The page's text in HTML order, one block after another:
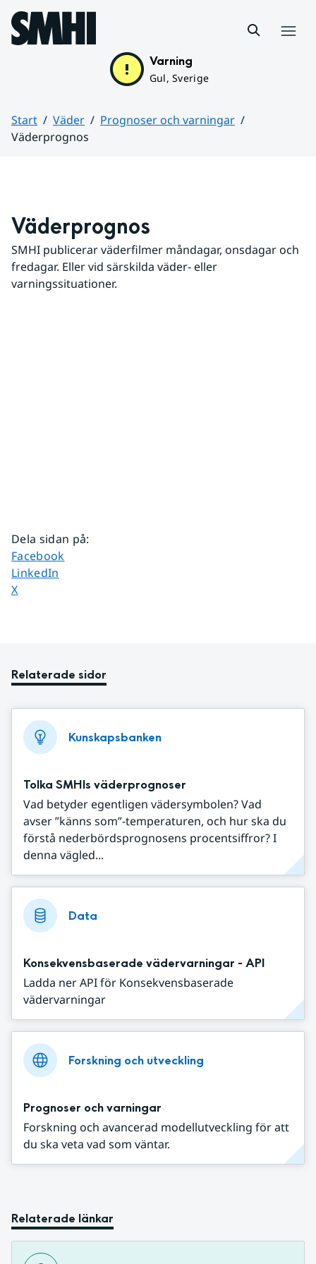
Hoppa till sidans innehåll
Varning
Gul, Sverige
Start Väder
Prognoser och varningar
Väderprognos
Väderprognos
SMHI publicerar väderfilmer måndagar, onsdagar och
fredagar. Eller vid särskilda väder- eller
varningssituationer.
Dela sidan på:
Dela sidan på
Facebook
Dela sidan på
LinkedIn
Dela sidan på
X
Relaterade sidor
Kunskapsbanken
Tolka SMHIs väderprognoser
Vad betyder egentligen vädersymbolen? Vad
avser ”känns som”-temperaturen, och hur ska du
förstå nederbördsprognosens procentsiffror? I
denna vägled...
Data
Konsekvensbaserade vädervarningar - API
Ladda ner API för Konsekvensbaserade
vädervarningar
Forskning och utveckling
Prognoser och varningar
Forskning och avancerad modellutveckling för att
du ska veta vad som väntar.
Relaterade länkar